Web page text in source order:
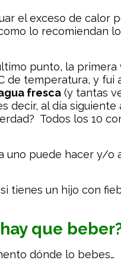
el exceso de calor
lo recomiendan
punto, la primera
de temperatura, y
fresca (y tantas
decir, al día
Todos los 10
puede hacer y/o
tienes un hijo con
que
dónde lo bebes…